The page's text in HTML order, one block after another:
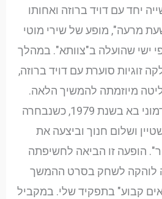
יחד עם דויד ברוזה ואחותו
מרעה", מופע של שירי מוטי
ישי שהועלה ב"צוותא". במהלך
זוגיות סוערת עם דויד ברוזה,
מיוזמתה להמשיך הלאה.
פרסומה הגדול של ארמוני בא בשנת 1979, כשנבחרה
ושלום חנוך וביצעה את
הופעה זו הביאה לחשיפתה
לוהקה לשחק בסרט ההמשך
קבוע" בתפקיד שלי. במקביל